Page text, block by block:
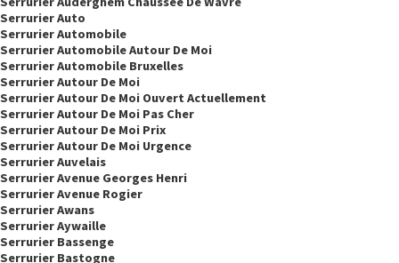
Serrurier Auto
Serrurier Automobile
Serrurier Automobile Autour De Moi
Serrurier Automobile Bruxelles
Serrurier Autour De Moi
Serrurier Autour De Moi Ouvert Actuellement
Serrurier Autour De Moi Pas Cher
Serrurier Autour De Moi Prix
Serrurier Autour De Moi Urgence
Serrurier Auvelais
Serrurier Avenue Georges Henri
Serrurier Avenue Rogier
Serrurier Awans
Serrurier Aywaille
Serrurier Bassenge
Serrurier Bastogne